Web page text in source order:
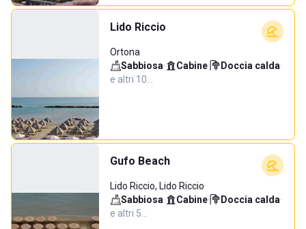
Lido Riccio
Ortona
Sabbiosa· Cabine· Doccia calda·
e altri 10…
Gufo Beach
Lido Riccio, Lido Riccio
Sabbiosa· Cabine· Doccia calda·
e altri 5…